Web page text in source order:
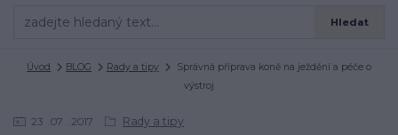
Hledat
Úvod BLOG Rady a tipy
Správná příprava koně na ježdění a péče o
výstroj
23 07 2017 Rady a tipy